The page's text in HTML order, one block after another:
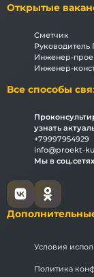
Открытые
Сметчик
Руководитель
Инженер-
Инженер-
Все способы
узнать
+79997954929
info@proekt-
Мы в соц.сетях
Условия
Политика